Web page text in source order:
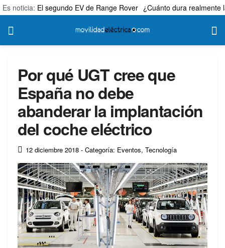
Es noticia: El segundo EV de Range Rover ¿Cuánto dura realmente
Por qué UGT cree que
España no debe
abanderar la implantación
del coche eléctrico
12 diciembre 2018 - Categoría: Eventos, Tecnología